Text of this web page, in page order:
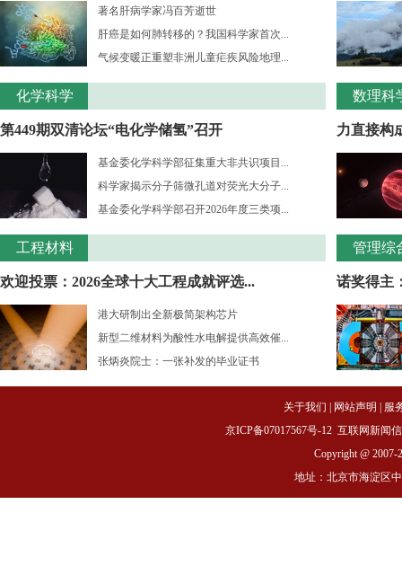
著名肝病学家冯百芳逝世
肝癌是如何肺转移的？我国科学家首次...
气候变暖正重塑非洲儿童疟疾风险地理...
化学科学
第449期双清论坛“电化学储氢”召开
基金委化学科学部征集重大非共识项目...
科学家揭示分子筛微孔道对荧光大分子...
基金委化学科学部召开2026年度三类项...
工程材料
欢迎投票：2026全球十大工程成就评选...
港大研制出全新极简架构芯片
新型二维材料为酸性水电解提供高效催...
张炳炎院士：一张补发的毕业证书
数理科
力直接构
管理综
诺奖得主
关于我们 网站声明
服
京ICP备07017567号-12 互联网新闻
Copyright @ 2007-
地址：北京市海淀区